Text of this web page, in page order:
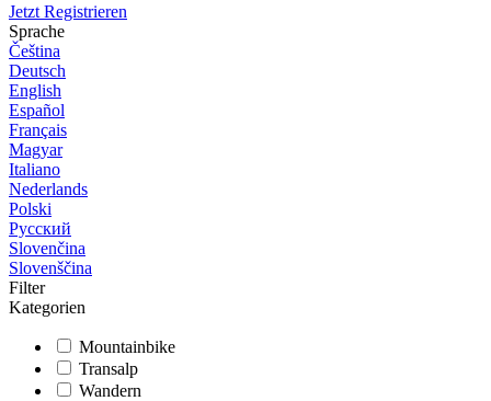
Jetzt Registrieren
Sprache
Čeština
Deutsch
English
Español
Français
Magyar
Italiano
Nederlands
Polski
Русский
Slovenčina
Slovenščina
Filter
Kategorien
Mountainbike
Transalp
Wandern